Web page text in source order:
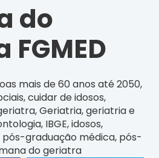
do
mais de 60 anos até 2050,
,cuidar de idosos,
,Geriatria,geriatria e
, IBGE,idosos,
pós-graduação médica, pós-
do geriatra